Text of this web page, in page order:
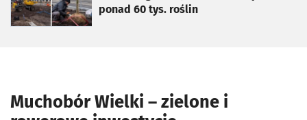
ponad 60 tys. roślin
Muchobór Wielki – zielone i